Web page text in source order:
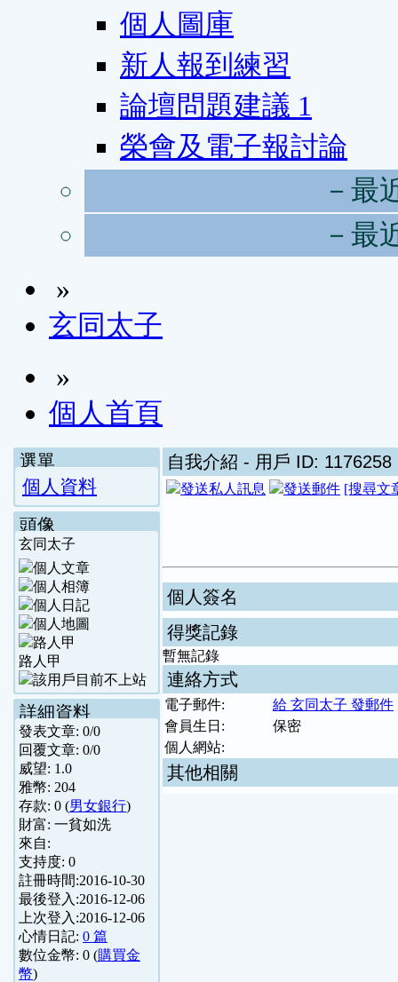
個人圖庫
新人報到練習
論壇問題建議 1
榮會及電子報討論
－最
－最
»
玄同太子
»
個人首頁
選單
個人資料
頭像
玄同太子
路人甲
詳細資料
發表文章: 0/0
回覆文章: 0/0
威望: 1.0
雅幣: 204
存款: 0 (男女銀行)
財富: 一貧如洗
來自:
支持度: 0
註冊時間:2016-10-30
最後登入:2016-12-06
上次登入:2016-12-06
心情日記: 0 篇
數位金幣: 0 (購買金
幣)
自我介紹 - 用戶 ID: 1176258
[搜尋文
個人簽名
得獎記錄
暫無記錄
連絡方式
電子郵件:
給 玄同太子 發郵件
會員生日:
保密
個人網站:
其他相關